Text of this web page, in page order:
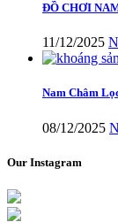
ĐỒ CHƠI
11/12/2025
Nam Châm
08/12/2025
Our Instagram